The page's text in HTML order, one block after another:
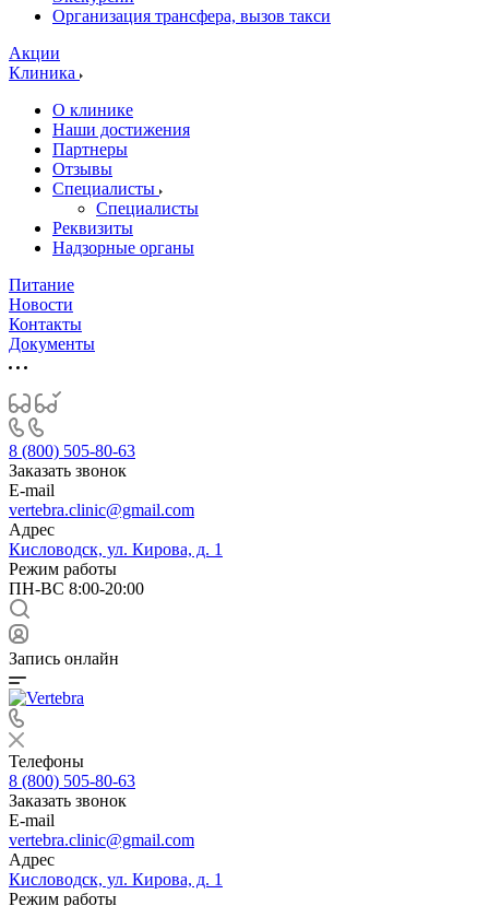
Организация трансфера, вызов такси
Акции
Клиника
О клинике
Наши достижения
Партнеры
Отзывы
Специалисты
Специалисты
Реквизиты
Надзорные органы
Питание
Новости
Контакты
Документы
8 (800) 505-80-63
Заказать звонок
E-mail
vertebra.clinic@gmail.com
Адрес
Кисловодск, ул. Кирова, д. 1
Режим работы
ПН-ВС 8:00-20:00
Запись онлайн
Телефоны
8 (800) 505-80-63
Заказать звонок
E-mail
vertebra.clinic@gmail.com
Адрес
Кисловодск, ул. Кирова, д. 1
Режим работы